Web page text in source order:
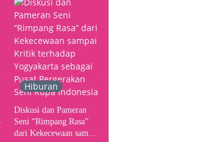
Hiburan
Diskusi dan Pameran
Seni “Rimpang Rasa”
dari Kekecewaan sampai